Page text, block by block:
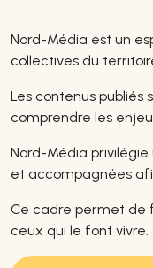
Nord-Média est un
collectives du
Les contenus publiés
comprendre les
Nord-Média
et accompagnées
Ce cadre permet de
ceux qui le font vivre.